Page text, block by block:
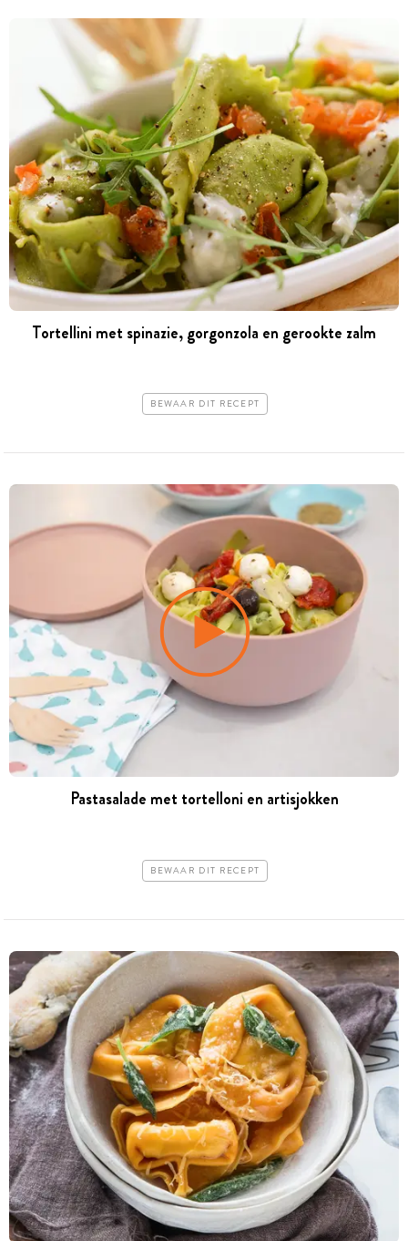
Tortellini met spinazie, gorgonzola en gerookte zalm
BEWAAR DIT RECEPT
Pastasalade met tortelloni en artisjokken
BEWAAR DIT RECEPT